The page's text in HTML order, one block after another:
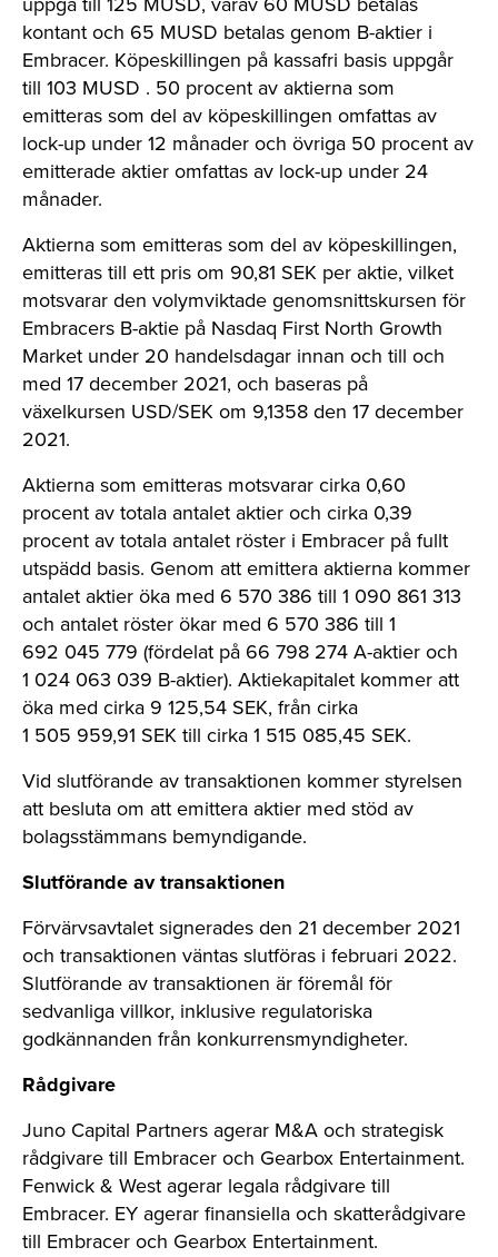
kontant och 65 MUSD betalas genom B-aktier i
Embracer. Köpeskillingen på kassafri basis uppgår
till 103 MUSD . 50 procent av aktierna som
emitteras som del av köpeskillingen omfattas av
lock-up under 12 månader och övriga 50 procent av
emitterade aktier omfattas av lock-up under 24
månader.
Aktierna som emitteras som del av köpeskillingen,
emitteras till ett pris om 90,81 SEK per aktie, vilket
motsvarar den volymviktade genomsnittskursen för
Embracers B-aktie på Nasdaq First North Growth
Market under 20 handelsdagar innan och till och
med 17 december 2021, och baseras på
växelkursen USD/SEK om 9,1358 den 17 december
2021.
Aktierna som emitteras motsvarar cirka 0,60
procent av totala antalet aktier och cirka 0,39
procent av totala antalet röster i Embracer på fullt
utspädd basis. Genom att emittera aktierna kommer
antalet aktier öka med 6 570 386 till 1 090 861 313
och antalet röster ökar med 6 570 386 till 1
692 045 779 (fördelat på 66 798 274 A-aktier och
1 024 063 039 B-aktier). Aktiekapitalet kommer att
öka med cirka 9 125,54 SEK, från cirka
1 505 959,91 SEK till cirka 1 515 085,45 SEK.
Vid slutförande av transaktionen kommer styrelsen
att besluta om att emittera aktier med stöd av
bolagsstämmans bemyndigande.
Slutförande av transaktionen
Förvärvsavtalet signerades den 21 december 2021
och transaktionen väntas slutföras i februari 2022.
Slutförande av transaktionen är föremål för
sedvanliga villkor, inklusive regulatoriska
godkännanden från konkurrensmyndigheter.
Rådgivare
Juno Capital Partners agerar M&A och strategisk
rådgivare till Embracer och Gearbox Entertainment.
Fenwick & West agerar legala rådgivare till
Embracer. EY agerar finansiella och skatterådgivare
till Embracer och Gearbox Entertainment.